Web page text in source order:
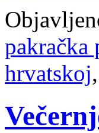
pakračka
hrvatskoj,